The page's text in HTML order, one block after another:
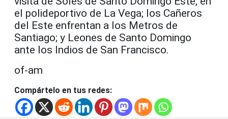
el polideportivo de La Vega; los Cañeros
del Este enfrentan a los Metros de
Santiago; y Leones de Santo Domingo
ante los Indios de San Francisco.
of-am
Compártelo en tus redes: